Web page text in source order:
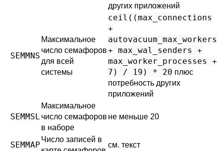
других приложений
SEMMNS
Максимальное
число семафоров
для всей
системы
ceil((max_connections
+
autovacuum_max_workers
+ max_wal_senders +
max_worker_processes +
7) / 19) * 20 плюс
потребность других
приложений
SEMMSL
Максимальное
число семафоров
в наборе
не меньше 20
SEMMAP
Число записей в
см. текст